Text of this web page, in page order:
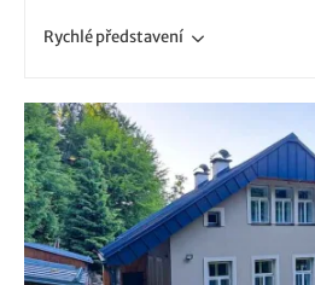
Rychlépředstavení